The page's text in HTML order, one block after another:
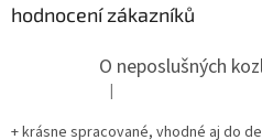
hodnocení zákazníků
Hodnotenie produktu je
|
+ krásne spracované, vhodné aj do